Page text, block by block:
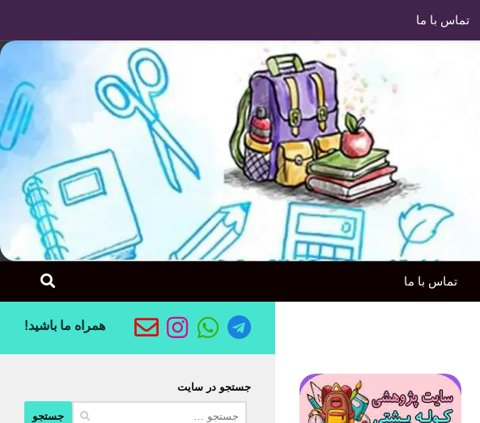
تماس با ما
تماس با ما
همراه ما باشید!
جستجو در سایت